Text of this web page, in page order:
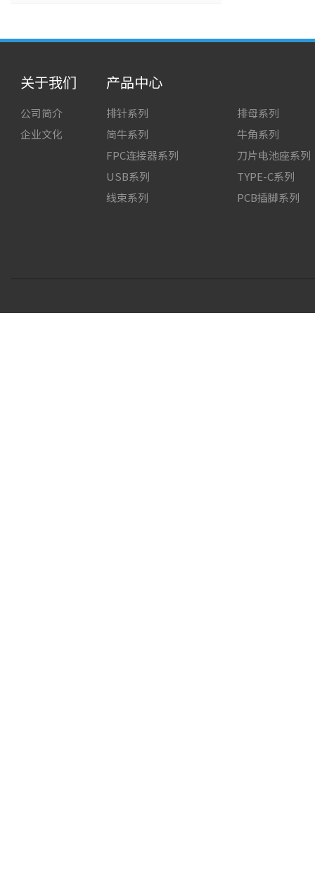
关于我们
公司简介
企业文化
产品中心
排针系列
排母系列
简牛系列
牛角系列
FPC连接器系列
刀片电池座系列
USB系列
TYPE-C系列
线束系列
PCB插脚系列